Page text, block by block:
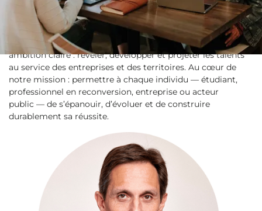
collaborateur, ce n’est pas seulement faire un choix
académique ou professionnel. C’est engager l’avenir,
tracer une trajectoire, investir dans le potentiel humain.
Le réseauCompétences & Développementporte une
ambition claire : révéler, développer et projeter les talents
au service des entreprises et des territoires. Au cœur de
notre mission : permettre à chaque individu — étudiant,
professionnel en reconversion, entreprise ou acteur
public — de s’épanouir, d’évoluer et de construire
durablement sa réussite.